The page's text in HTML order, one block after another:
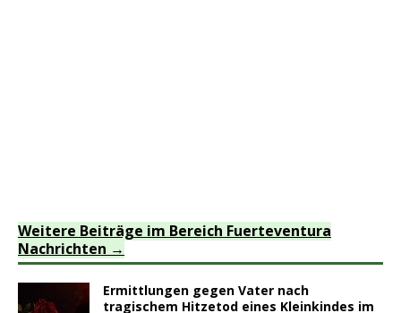
Weitere Beiträge im Bereich Fuerteventura
Nachrichten
Ermittlungen gegen Vater nach
tragischem Hitzetod eines Kleinkindes im